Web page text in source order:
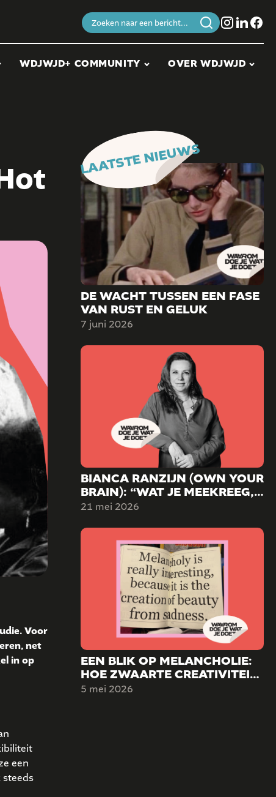
Zoeken
naar:
WDJWJD+ COMMUNITY OVER WDJWJD
Voor
net
in op
een
steeds
LAATSTE NIEUWS
DE WACHT TUSSEN EEN FASE
VAN RUST EN GELUK
7 juni 2026
BIANCA RANZIJN (OWN YOUR
BRAIN): “WAT JE MEEKREEG,
HOEFT NIET TE BEPALEN WIE
21 mei 2026
EEN BLIK OP MELANCHOLIE:
HOE ZWAARTE CREATIVITEIT
KAN VORMEN.
5 mei 2026